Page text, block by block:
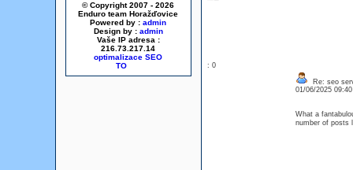
© Copyright 2007 - 2026
Enduro team Horažďovice
Powered by : admin
Design by : admin
Vaše IP adresa :
216.73.217.14
optimalizace SEO
: 0
Re: seo
01/06/2025
What a
number of